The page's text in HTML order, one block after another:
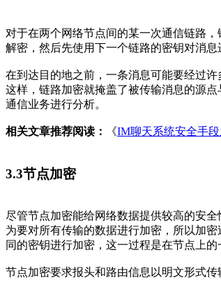
对于在两个网络节点间的某一次通信链路
解密，然后先使用下一个链路的密钥对消息
在到达目的地之前，一条消息可能要经过
这样，链路加密就掩盖了被传输消息的源
通信业务进行分析。
相关文章推荐阅读： 《IM聊天系统安全手段
3.3节点加密
尽管节点加密能给网络数据提供较高的安
为要对所有传输的数据进行加密，所以加
同的密钥进行加密，这一过程是在节点上的
节点加密要求报头和路由信息以明文形式